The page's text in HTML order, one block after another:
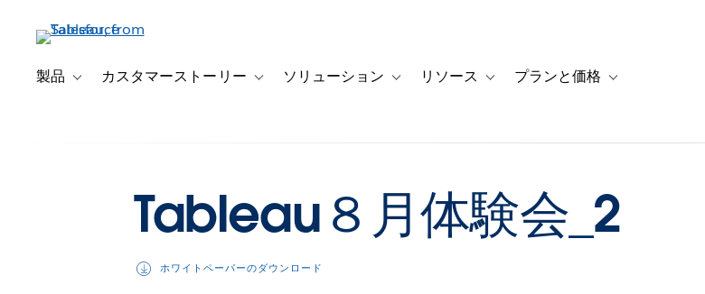
製品 Toggle sub-navigation for 製品
カスタマーストーリー Toggle sub-navigation for カスタマーストーリー
ソリューション Toggle sub-navigation for ソリューション
リソース Toggle sub-navigation for リソース
プランと価格 Toggle sub-
Tableau８月体験会_2
ホワイトペーパーのダウンロード